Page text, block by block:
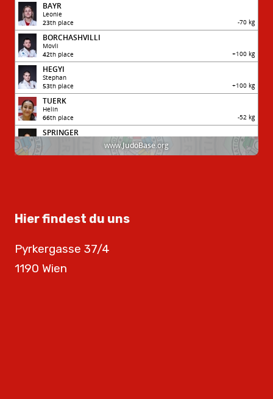
Hier findest du uns
Pyrkergasse 37/4
1190 Wien